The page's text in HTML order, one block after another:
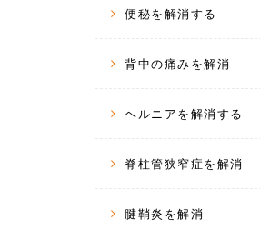
便秘を解消する
背中の痛みを解消
ヘルニアを解消する
脊柱管狭窄症を解消
腱鞘炎を解消